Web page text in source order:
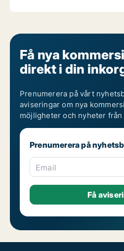
Få nya
direkt i din
Prenumerera på vårt
aviseringar om nya
möjligheter och nyheter från
Prenumerera på
Email